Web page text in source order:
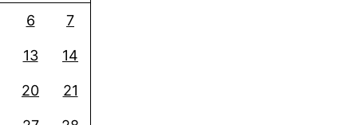
6 7
13 14
20 21